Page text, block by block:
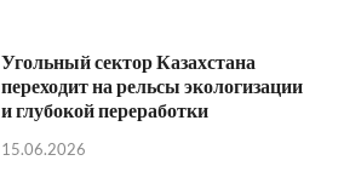
Угольный сектор Казахстана
переходит на рельсы экологизации
и глубокой переработки
15.06.2026